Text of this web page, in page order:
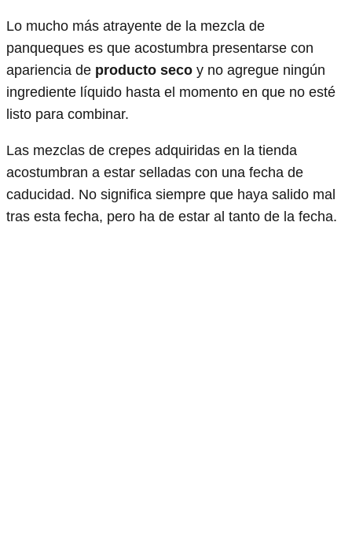
Lo mucho más atrayente de la mezcla de
panqueques es que acostumbra presentarse con
apariencia de producto seco y no agregue ningún
ingrediente líquido hasta el momento en que no esté
listo para combinar.
Las mezclas de crepes adquiridas en la tienda
acostumbran a estar selladas con una fecha de
caducidad. No significa siempre que haya salido mal
tras esta fecha, pero ha de estar al tanto de la fecha.